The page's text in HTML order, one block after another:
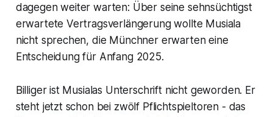
dagegen weiter warten: Über seine sehnsüchtigst
erwartete Vertragsverlängerung wollte Musiala
nicht sprechen, die Münchner erwarten eine
Entscheidung für Anfang 2025.
Billiger ist Musialas Unterschrift nicht geworden. Er
steht jetzt schon bei zwölf Pflichtspieltoren - das